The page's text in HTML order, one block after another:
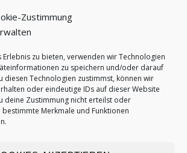
Zustimmung
zu bieten, verwenden wir Technologien
zu speichern und/oder darauf
diesen Technologien zustimmst, können wir
oder eindeutige IDs auf dieser Website
deine Zustimmung nicht erteilst oder
bestimmte Merkmale und Funktionen
instagram